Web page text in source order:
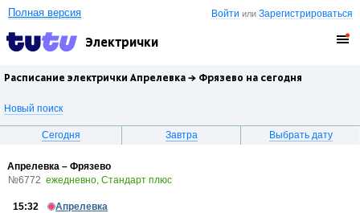
Войти илиЗарегистрироваться
Полная версия
Электрички
Расписание электрички Апрелевка → Фрязево на сегодня
Новый поиск
Сегодня Завтра Выбрать дату
Апрелевка – Фрязево
№6772 ежедневно, Стандарт плюс
15:32
Апрелевка